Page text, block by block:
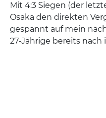
Mit 4:3 Siegen (der
Osaka den direkten
gespannt auf mein
27-Jährige bereits